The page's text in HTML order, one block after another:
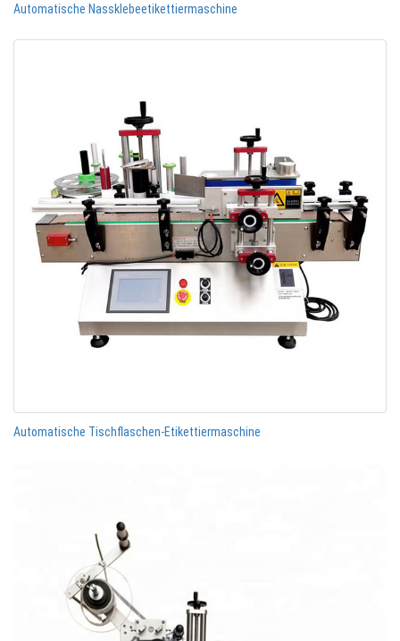
Automatische Nassklebeetikettiermaschine
Automatische Tischflaschen-Etikettiermaschine